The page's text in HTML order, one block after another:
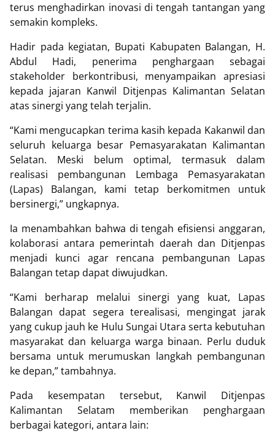
terus menghadirkan inovasi di tengah tantangan yang
semakin kompleks.
Hadir pada kegiatan, Bupati Kabupaten Balangan, H.
Abdul Hadi, penerima penghargaan sebagai
stakeholder berkontribusi, menyampaikan apresiasi
kepada jajaran Kanwil Ditjenpas Kalimantan Selatan
atas sinergi yang telah terjalin.
“Kami mengucapkan terima kasih kepada Kakanwil dan
seluruh keluarga besar Pemasyarakatan Kalimantan
Selatan. Meski belum optimal, termasuk dalam
realisasi pembangunan Lembaga Pemasyarakatan
(Lapas) Balangan, kami tetap berkomitmen untuk
bersinergi,” ungkapnya.
Ia menambahkan bahwa di tengah efisiensi anggaran,
kolaborasi antara pemerintah daerah dan Ditjenpas
menjadi kunci agar rencana pembangunan Lapas
Balangan tetap dapat diwujudkan.
“Kami berharap melalui sinergi yang kuat, Lapas
Balangan dapat segera terealisasi, mengingat jarak
yang cukup jauh ke Hulu Sungai Utara serta kebutuhan
masyarakat dan keluarga warga binaan. Perlu duduk
bersama untuk merumuskan langkah pembangunan
ke depan,” tambahnya.
Pada kesempatan tersebut, Kanwil Ditjenpas
Kalimantan Selatam memberikan penghargaan
berbagai kategori, antara lain: